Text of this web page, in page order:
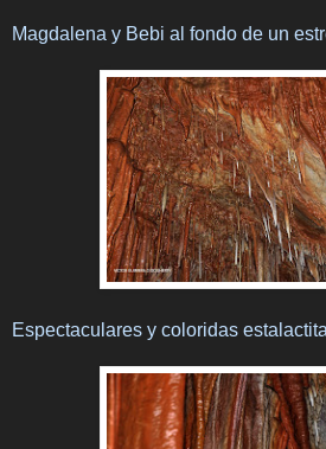
Magdalena y Bebi al fondo de un
Espectaculares y coloridas